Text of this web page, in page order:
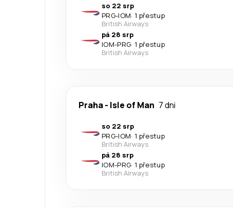
so 22 srp
PRG-IOM· 1 přestup
British Airways
pá 28 srp
IOM-PRG· 1 přestup
British Airways
Praha- Isle of Man 7 dni
so 22 srp
PRG-IOM· 1 přestup
British Airways
pá 28 srp
IOM-PRG· 1 přestup
British Airways